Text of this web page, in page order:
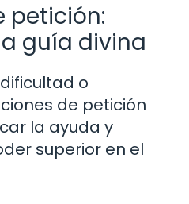
petición:
guía divina
o
de petición
la ayuda y
superior en el